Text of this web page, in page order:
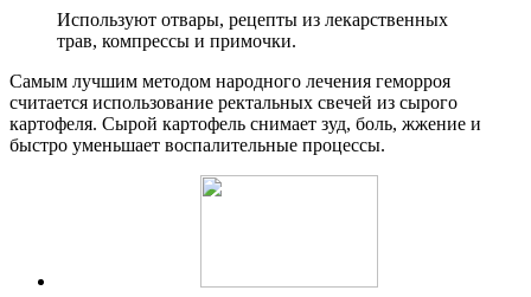
Используют отвары, рецепты из лекарственных
трав, компрессы и примочки.
Самым лучшим методом народного лечения геморроя
считается использование ректальных свечей из сырого
картофеля. Сырой картофель снимает зуд, боль, жжение и
быстро уменьшает воспалительные процессы.